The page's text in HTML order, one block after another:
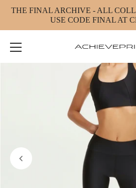
Inhalt
THE FINAL ARCHIVE - ALL
USE CODE FINAL AT